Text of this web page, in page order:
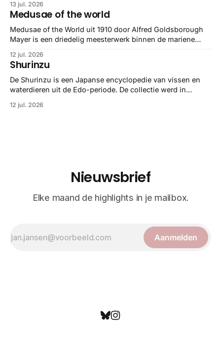
13 jul. 2026
Medusae of the world
Medusae of the World uit 1910 door Alfred Goldsborough
Mayer is een driedelig meesterwerk binnen de mariene
gedetailleerd overzicht van kwallensoorten en hun
taxonomie. Het boek staat bekend om de combinatie van
strikte wetenschap met prachtige, handgetekende
illustraties en kleurendrukplaten van Mayer zelf.
12 jul. 2026
Shurinzu
De Shurinzu is een Japanse encyclopedie van vissen en
waterdieren uit de Edo-periode. De collectie werd in
bekend om verfijnde technieken en bijna driedimensionale
12 jul. 2026
Nieuwsbrief
Elke maand de highlights in je mailbox.
Aanmelden